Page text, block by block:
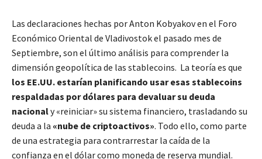
Las declaraciones hechas por Anton Kobyakov en el Foro
Económico Oriental de Vladivostok el pasado mes de
Septiembre, son el último análisis para comprender la
dimensión geopolítica de las stablecoins. La teoría es que
los EE.UU. estarían planificando usar esas stablecoins
respaldadas por dólares para devaluar su deuda
nacionaly «reiniciar» su sistema financiero, trasladando su
deuda a la «nube de criptoactivos». Todo ello, como parte
de una estrategia para contrarrestar la caída de la
confianza en el dólar como moneda de reserva mundial.